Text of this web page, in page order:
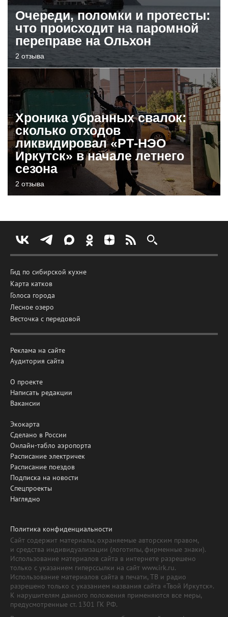
Очереди, поломки и протесты:
что происходит на паромной
переправе на Ольхон
2 отзыва
Хроника убранных свалок:
сколько отходов
ликвидировал «РТ-НЭО
Иркутск» в начале летнего
сезона
2 отзыва
Гид по сибирской кухне
Карта катков
Голоса города
Лесное озеро
Весточка с передовой
Реклама на сайте
Аудитория сайта
О проекте
Написать редакции
Вакансии
Экокарта
Сделано в России
Онлайн-табло аэропорта
Расписание электричек
Расписание поездов
Подписка на новости
Спецпроекты
Наглядно
Политика конфиденциальности
Сайт содержит материалы, охраняемые авторским правом,
и средства индивидуализации (логотипы, фирменные знаки).
Использование материалов сайта в интернете разрешено
только с указанием гиперссылки на сайт www.irk.ru.
Использование материалов сайта в печати, ТВ и радио
разрешено только с указанием названия сайта «Твой Иркутск».
К нарушителям данного положения применяются все меры,
предусмотренные ст. 1301 ГК РФ.